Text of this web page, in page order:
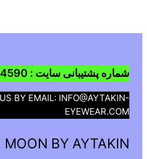
شماره پشتیبانی سایت : 09960454590
BY EMAIL: INFO@AYTAKIN-
EYEWEAR.COM
BY AYTAKIN